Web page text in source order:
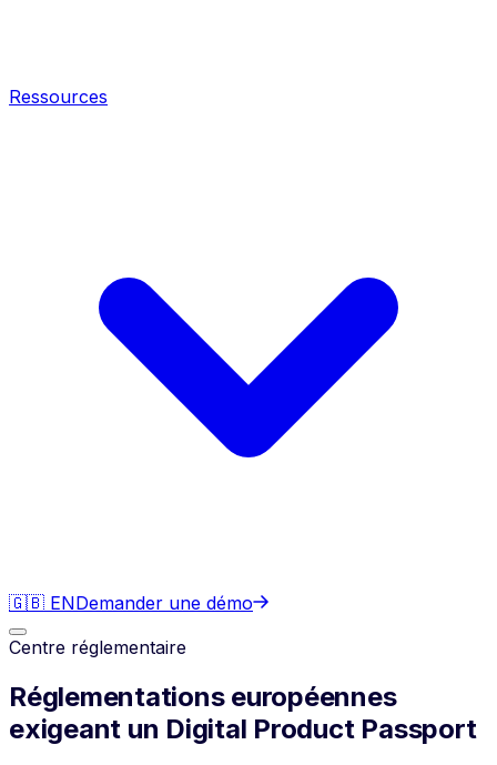
Ressources
🇬🇧 ENDemander une démo
Centre réglementaire
Réglementations européennes
exigeant un Digital Product Passport